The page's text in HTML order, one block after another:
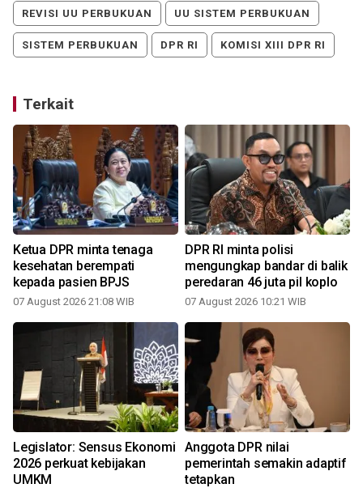
REVISI UU PERBUKUAN UU SISTEM PERBUKUAN
SISTEM PERBUKUAN DPR RI KOMISI XIII DPR RI
Terkait
Ketua DPR minta tenaga
kesehatan berempati
kepada pasien BPJS
07 August 2026 21:08 WIB
DPR RI minta polisi
mengungkap bandar di balik
peredaran 46 juta pil koplo
07 August 2026 10:21 WIB
Legislator: Sensus Ekonomi
2026 perkuat kebijakan
UMKM
Anggota DPR nilai
pemerintah semakin adaptif
tetapkan